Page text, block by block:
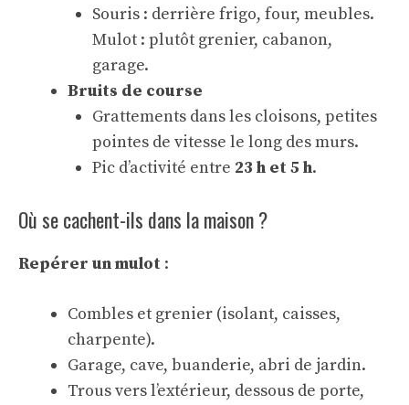
Souris : derrière frigo, four, meubles.
Mulot : plutôt grenier, cabanon,
garage.
Bruits de course
Grattements dans les cloisons, petites
pointes de vitesse le long des murs.
Pic d’activité entre 23 h et 5 h.
Où se cachent-ils dans la maison ?
Repérer un mulot :
Combles et grenier (isolant, caisses,
charpente).
Garage, cave, buanderie, abri de jardin.
Trous vers l’extérieur, dessous de porte,